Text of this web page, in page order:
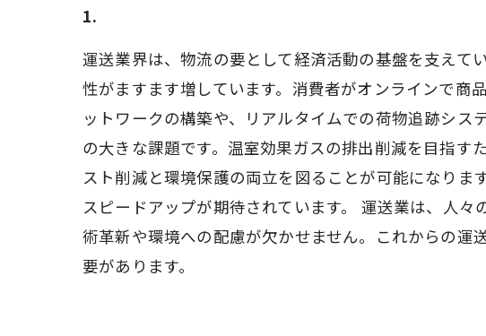
1.
運送業界は、物流の要として経済活動の基盤を支えて
性がますます増しています。消費者がオンラインで商
ットワークの構築や、リアルタイムでの荷物追跡シ
の大きな課題です。温室効果ガスの排出削減を目指す
スト削減と環境保護の両立を図ることが可能になりま
スピードアップが期待されています。 運送業は、人
術革新や環境への配慮が欠かせません。これからの
要があります。